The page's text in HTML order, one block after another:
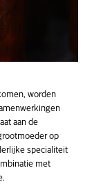
worden
aan de
op
specialiteit
met